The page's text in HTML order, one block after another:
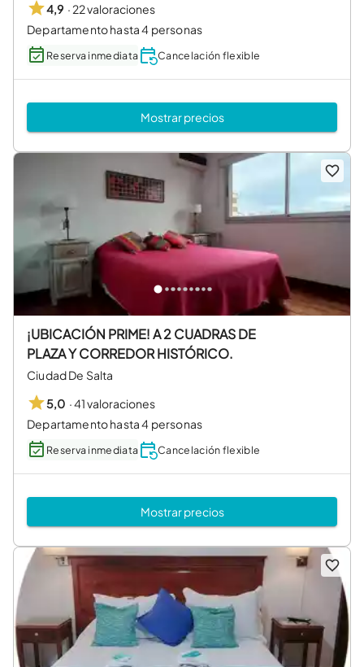
4,9 · 22 valoraciones
Departamento hasta 4 personas
Reserva inmediata Cancelación flexible
Mostrar precios
¡UBICACIÓN PRIME! A 2 CUADRAS DE
PLAZA Y CORREDOR HISTÓRICO.
Ciudad De Salta
5,0 ·41 valoraciones
Departamento hasta 4 personas
Reserva inmediata Cancelación flexible
Mostrar precios